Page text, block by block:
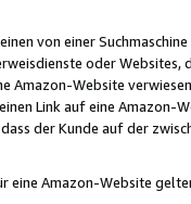
von einer
oder Websites,
Amazon-Website
Link auf eine
der Kunde auf der
eine Amazon-Website